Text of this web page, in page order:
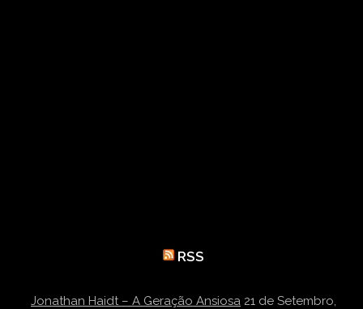
RSS
Jonathan Haidt – A Geração Ansiosa 21 de Setembro,